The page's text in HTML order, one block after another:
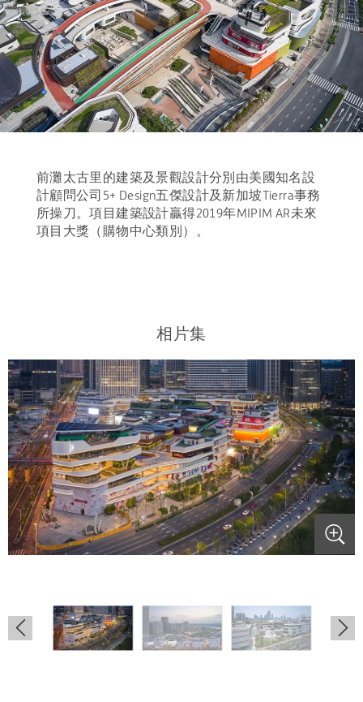
前灘太古里的建築及景觀設計分別由美國知名設
計顧問公司5+ Design五傑設計及新加坡Tierra事務
所操刀。項目建築設計贏得2019年MIPIM AR未來
項目大獎（購物中心類別）。
相片集
..